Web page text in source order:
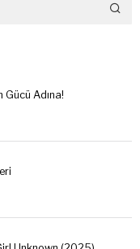
Gücü Adına!